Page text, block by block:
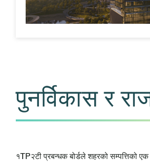
पुनर्विकास र
१TP२टी प्रबन्धक बोर्डले शहरको सम्पत्तिको एक